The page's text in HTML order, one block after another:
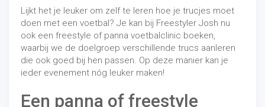
Lijkt het je leuker om zelf te leren hoe je trucjes moet
doen met een voetbal? Je kan bij Freestyler Josh nu
ook een freestyle of panna voetbalclinic boeken,
waarbij we de doelgroep verschillende trucs aanleren
die ook goed bij hen passen. Op deze manier kan je
ieder evenement nóg leuker maken!
Een panna of freestyle